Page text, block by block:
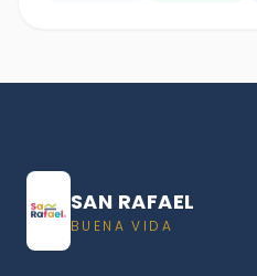
SAN RAFAEL
BUENA VIDA